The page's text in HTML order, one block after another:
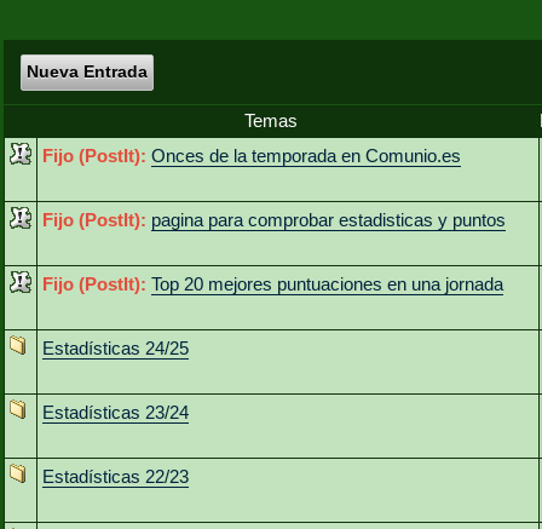
Nueva Entrada
Temas
Fijo (PostIt): Onces de la temporada en Comunio.es
Fijo (PostIt): pagina para comprobar estadisticas y puntos
Fijo (PostIt): Top 20 mejores puntuaciones en una jornada
Estadísticas 24/25
Estadísticas 23/24
Estadísticas 22/23